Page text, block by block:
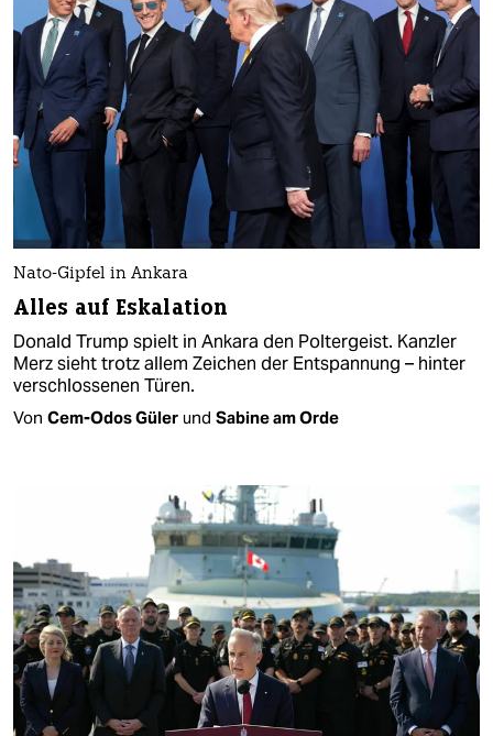
Nato-Gipfel in Ankara
Alles auf Eskalation
Donald Trump spielt in Ankara den Poltergeist. Kanzler
Merz sieht trotz allem Zeichen der Entspannung – hinter
verschlossenen Türen.
Von Cem-Odos Güler und Sabine am Orde